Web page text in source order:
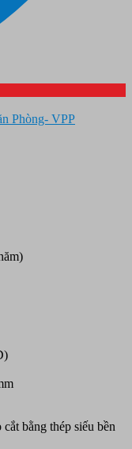
Phòng- VPP
bằng thép siếu bền